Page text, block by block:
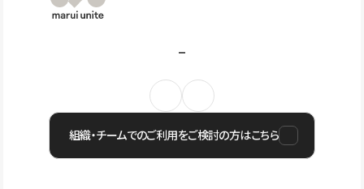
組織・チームでのご利用をご検討の方はこちら